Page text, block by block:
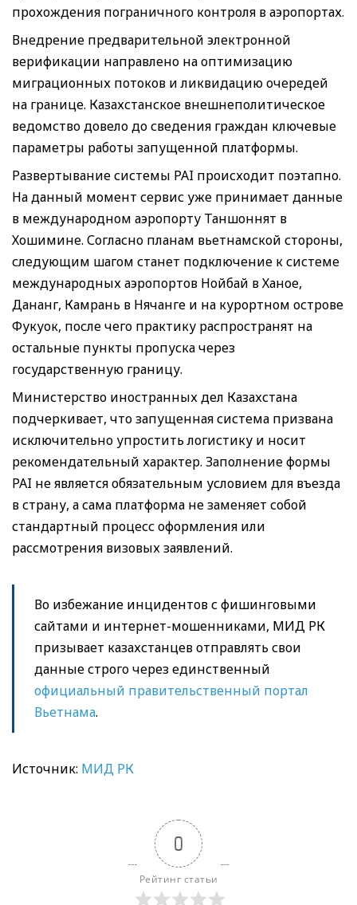
прохождения пограничного контроля в аэропортах.
Внедрение предварительной электронной
верификации направлено на оптимизацию
миграционных потоков и ликвидацию очередей
на границе. Казахстанское внешнеполитическое
ведомство довело до сведения граждан ключевые
параметры работы запущенной платформы.
Развертывание системы PAI происходит поэтапно.
На данный момент сервис уже принимает данные
в международном аэропорту Таншоннят в
Хошимине. Согласно планам вьетнамской стороны,
следующим шагом станет подключение к системе
международных аэропортов Нойбай в Ханое,
Дананг, Камрань в Нячанге и на курортном острове
Фукуок, после чего практику распространят на
остальные пункты пропуска через
государственную границу.
Министерство иностранных дел Казахстана
подчеркивает, что запущенная система призвана
исключительно упростить логистику и носит
рекомендательный характер. Заполнение формы
PAI не является обязательным условием для въезда
в страну, а сама платформа не заменяет собой
стандартный процесс оформления или
рассмотрения визовых заявлений.
Во избежание инцидентов с фишинговыми
сайтами и интернет-мошенниками, МИД РК
призывает казахстанцев отправлять свои
данные строго через единственный
официальный правительственный портал
Вьетнама.
Источник: МИД РК
0
Рейтинг статьи